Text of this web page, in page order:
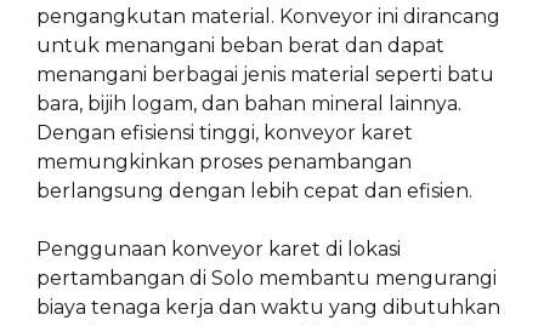
pengangkutan material. Konveyor ini dirancang
untuk menangani beban berat dan dapat
menangani berbagai jenis material seperti batu
bara, bijih logam, dan bahan mineral lainnya.
Dengan efisiensi tinggi, konveyor karet
memungkinkan proses penambangan
berlangsung dengan lebih cepat dan efisien.
Penggunaan konveyor karet di lokasi
pertambangan di Solo membantu mengurangi
biaya tenaga kerja dan waktu yang dibutuhkan